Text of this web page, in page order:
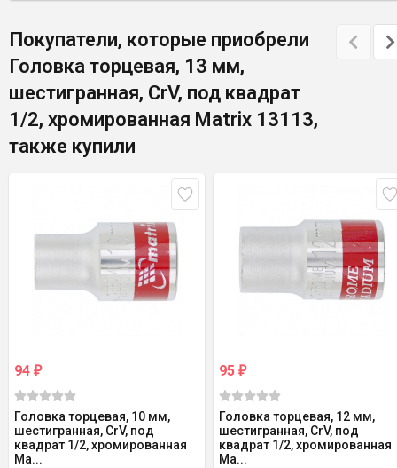
Покупатели, которые приобрели
Головка торцевая, 13 мм,
шестигранная, CrV, под квадрат
1/2, хромированная Matrix 13113,
также купили
94 ₽
Головка торцевая, 10 мм,
шестигранная, CrV, под
квадрат 1/2, хромированная
Ma...
95 ₽
Головка торцевая, 12 мм,
шестигранная, CrV, под
квадрат 1/2, хромированная
Ma...